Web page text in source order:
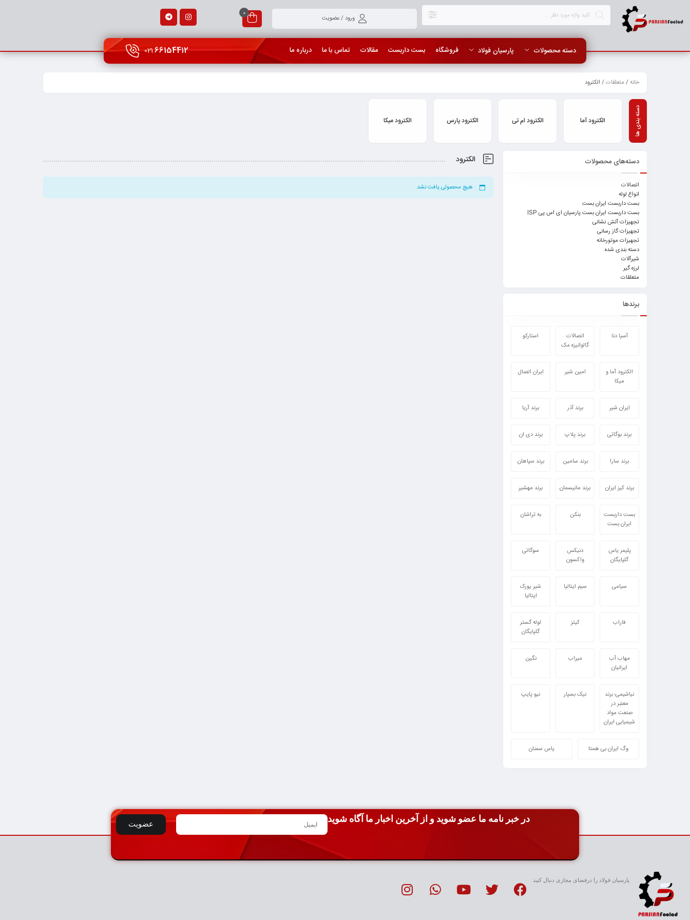
ورود / عضویت
0
دسته محصولات پارسیان فولاد فروشگاه بست داربست مقالات تماس با ما درباره ما 66154412
021
خانه/ متعلقات/ الکترود
الکترود آما الکترود ام تی الکترود پارس الکترود میکا
الکترود
هیچ محصولی یافت نشد.
دسته‌های محصولات
اتصالات
انواع لوله
بست داربست ایران بست
بست داربست ایران بست پارسیان ای اس پی ISP
تجهیزات آتش نشانی
تجهیزات گاز رسانی
تجهیزات موتورخانه
دسته بندی شده
شیرآلات
لرزه گیر
متعلقات
برندها
آسیا دنا
اتصالات
گالوانیزه مک
استارکو
الکترود آما و
میکا
امین شیر ایران اتصال
ایران شیر برند آذر برند آریا
برند بوگاتی برند پلاپ برند دی ان
برند سارا برند سامین برند سپاهان
برند کیز ایران برند مانیسمان برند مهشیر
بست داربست
ایران بست
بنکن به تراشان
پلیمر یاس
گلپایگان
دنیکس
واکسون
سوگاتی
سیامی سیم ایتالیا
شیر یورک
ایتالیا
فاراب کیتز
لوله گستر
گلپایگان
مهاب آب
ایرانیان
میراب نگین
نیاشیمی؛ برند
معتبر در
صنعت مواد
شیمیایی ایران
نیک بسپار نیو پایپ
وگ ایران بی همتا یاس سمنان
عضویت
در خبر نامه ما عضو شوید و از آخرین اخبار ما آگاه شوید
پارسیان فولاد را درفضای مجازی دنبال کنید